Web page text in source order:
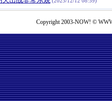
Copyright 2003-NOW! ©